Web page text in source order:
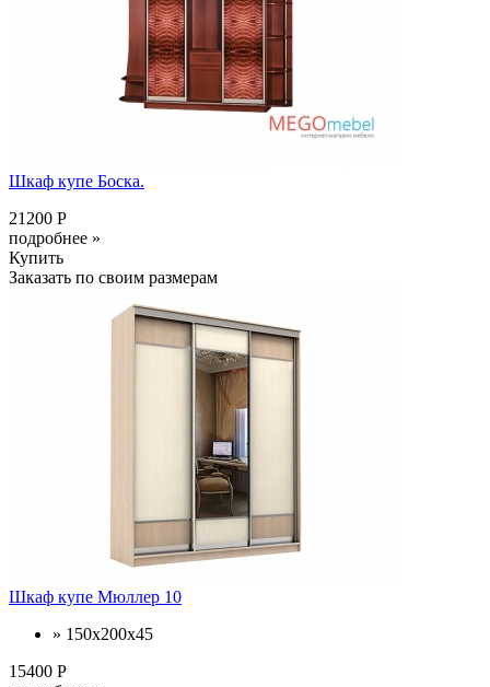
Шкаф купе Боска.
21200 Р
подробнее »
Купить
Заказать по своим размерам
Шкаф купе Мюллер 10
» 150х200х45
15400 Р